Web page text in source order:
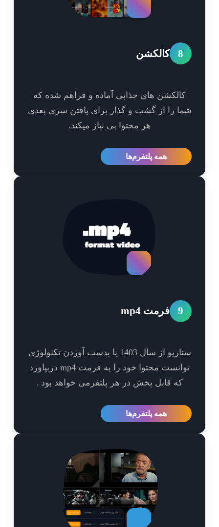
کالکشن
های جذابی آماده و فراهم شده که
را از گشت و گذار برای یافتن سری بعدی
هر محتوا بی نیاز میکند.
همه پلتفرم‌ها
فرمت mp4
سناریو از سال 1403 با بدست آوردن تکنولوژی
توانست محتوا خود را به فرمت mp4 دربیاورد
که قابل پخش در هر پلتفرمی خواهد بود .
همه پلتفرم‌ها